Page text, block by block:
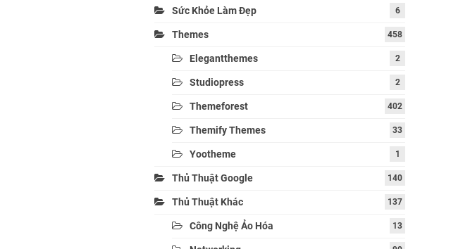
Sức Khỏe Làm Đẹp 6
Themes 458
Elegantthemes 2
Studiopress 2
Themeforest 402
Themify Themes 33
Yootheme 1
Thủ Thuật Google 140
Thủ Thuật Khác 137
Công Nghệ Ảo Hóa 13